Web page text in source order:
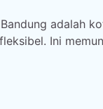
Bandung adalah
Ini